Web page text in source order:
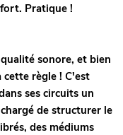
Pratique !
sonore, et bien
cette règle ! C'est
ses circuits un
de structurer le
des médiums